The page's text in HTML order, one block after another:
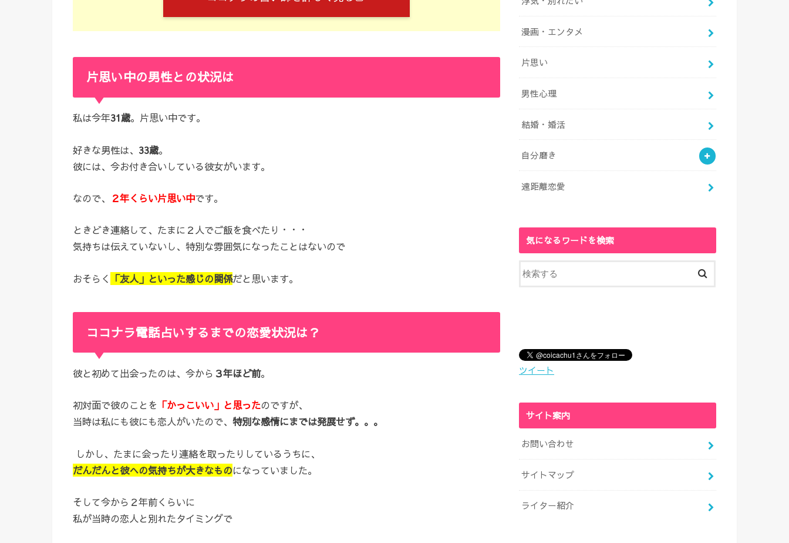
片思い中の男性との状況は
私は今年31歳。片思い中です。
好きな男性は、 33歳。
彼には、今お付き合いしている彼女がいます。
なので、 ２年くらい片思い中です。
ときどき連絡して、たまに２人でご飯を食べたり・・・
気持ちは伝えていないし、特別な雰囲気になったことはないので
おそらく 「友人」といった感じの関係だと思います。
ココナラ電話占いするまでの恋愛状況は？
彼と初めて出会ったのは、今から ３年ほど前。
初対面で彼のことを 「かっこいい」と思ったのですが、
当時は私にも彼にも恋人がいたので、 特別な感情にまでは発展せず。。。
しかし、たまに会ったり連絡を取ったりしているうちに、
だんだんと彼への気持ちが大きなものになっていました。
そして今から２年前くらいに
私が当時の恋人と別れたタイミングで
漫画・エンタメ
片思い
男性心理
結婚・婚活
自分磨き
遠距離恋愛
気になるワードを検索
ツイート
サイト案内
お問い合わせ
サイトマップ
ライター紹介